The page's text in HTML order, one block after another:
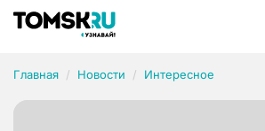
Главная Новости Интересное